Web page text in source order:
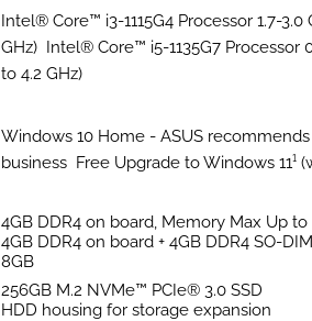
Intel® Core™ i3-1115G4 Processor 1.7-3.0
GHz) Intel® Core™ i5-1135G7 Processor
to 4.2 GHz)
Windows 10 Home - ASUS
business Free Upgrade to Windows 11¹
4GB DDR4 on board, Memory Max Up to
4GB DDR4 on board + 4GB DDR4 SO-
8GB
256GB M.2 NVMe™ PCIe® 3.0 SSD
HDD housing for storage expansion